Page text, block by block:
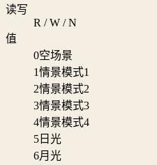
读写
R / W / N
值
0空场景
1情景模式1
2情景模式2
3情景模式3
4情景模式4
5 日光
6月光